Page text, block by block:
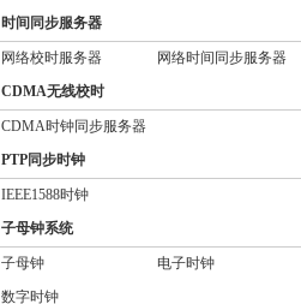
时间同步服务器
网络校时服务器
网络时间同步服务器
CDMA无线校时
CDMA时钟同步服务器
PTP同步时钟
IEEE1588时钟
子母钟系统
子母钟
电子时钟
数字时钟